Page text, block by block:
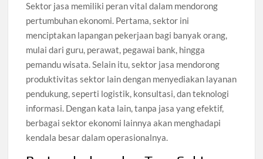
Sektor jasa memiliki peran vital dalam mendorong
pertumbuhan ekonomi. Pertama, sektor ini
menciptakan lapangan pekerjaan bagi banyak orang,
mulai dari guru, perawat, pegawai bank, hingga
pemandu wisata. Selain itu, sektor jasa mendorong
produktivitas sektor lain dengan menyediakan layanan
pendukung, seperti logistik, konsultasi, dan teknologi
informasi. Dengan kata lain, tanpa jasa yang efektif,
berbagai sektor ekonomi lainnya akan menghadapi
kendala besar dalam operasionalnya.